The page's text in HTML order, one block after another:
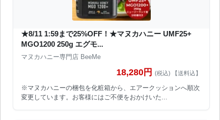
★8/11 1:59まで25%OFF！★マヌカハニー UMF25+
MGO1200 250g エグモ...
マヌカハニー専門店 BeeMe
18,280円 (税込) 【送料込】
※マヌカハニーの梱包を化粧箱から、エアークッションへ順次
変更しています。お客様にはご不便をおかけいた...